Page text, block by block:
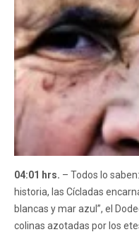
04:01 hrs. – Todos lo
historia, las Cícladas
blancas y mar azul”, el
colinas azotadas por los